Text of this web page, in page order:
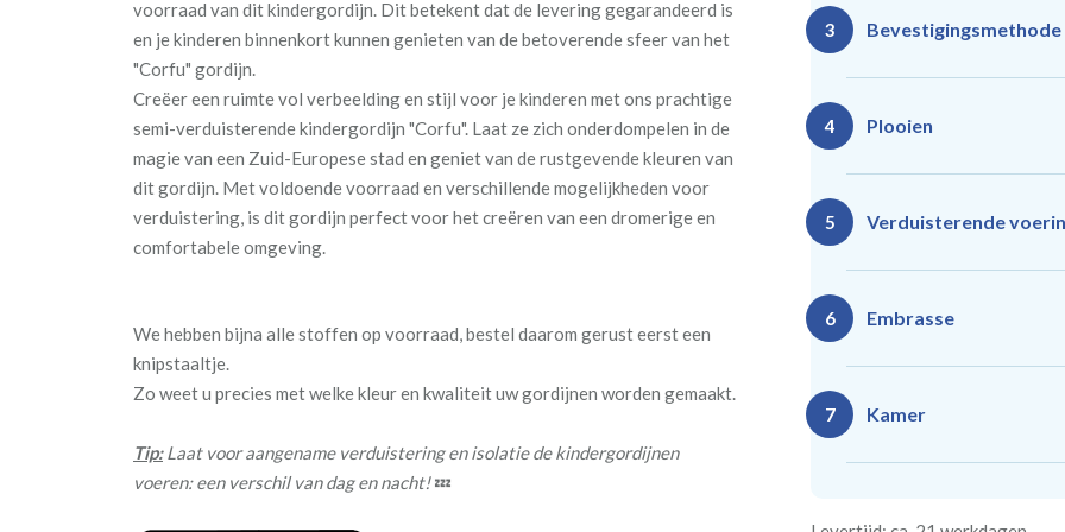
voorraad van dit kindergordijn. Dit betekent dat de levering gegarandeerd is
en je kinderen binnenkort kunnen genieten van de betoverende sfeer van het
"Corfu" gordijn.
Creëer een ruimte vol verbeelding en stijl voor je kinderen met ons prachtige
semi-verduisterende kindergordijn "Corfu". Laat ze zich onderdompelen in de
magie van een Zuid-Europese stad en geniet van de rustgevende kleuren van
dit gordijn. Met voldoende voorraad en verschillende mogelijkheden voor
verduistering, is dit gordijn perfect voor het creëren van een dromerige en
comfortabele omgeving.
We hebben bijna alle stoffen op voorraad, bestel daarom gerust eerst een
knipstaaltje.
Zo weet u precies met welke kleur en kwaliteit uw gordijnen worden gemaakt.
Tip:Laat voor aangename verduistering en isolatie de kindergordijnen
voeren: een verschil van dag en nacht!💤
3 Bevestigingsmethode
Rails
Rails
4 Plooien
Enkele plooi
5 Verduisterende
Gevoerde gordijnen
isoleert kou, warmte en
6 Embrasse
Geen
7 Kamer